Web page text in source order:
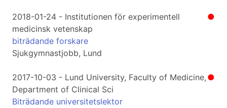
●
2018-01-24 - Institutionen för experimentell
medicinsk vetenskap
biträdande forskare
Sjukgymnastjobb, Lund
●
2017-10-03 - Lund University, Faculty of Medicine,
Department of Clinical Sci
Biträdande universitetslektor